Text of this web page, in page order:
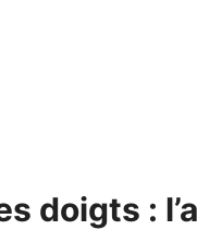
doigts :